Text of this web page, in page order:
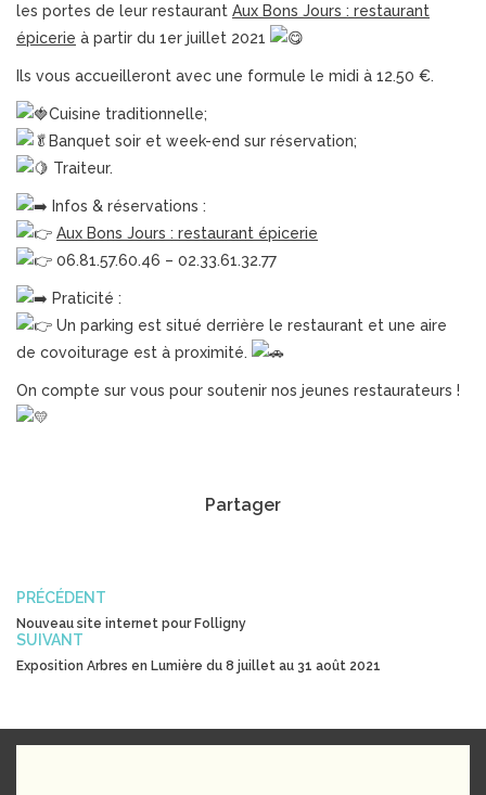
les portes de leur restaurant Aux Bons Jours : restaurant
épicerie à partir du 1er juillet 2021
Ils vous accueilleront avec une formule le midi à 12.50 €.
Cuisine traditionnelle;
Banquet soir et week-end sur réservation;
Traiteur.
Infos & réservations :
Aux Bons Jours : restaurant épicerie
06.81.57.60.46 – 02.33.61.32.77
Praticité :
Un parking est situé derrière le restaurant et une aire
de covoiturage est à proximité.
On compte sur vous pour soutenir nos jeunes restaurateurs !
Partager
PRÉCÉDENT
Nouveau site internet pour Folligny
SUIVANT
Exposition Arbres en Lumière du 8 juillet au 31 août 2021